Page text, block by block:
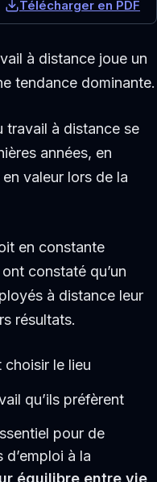
Télécharger en PDF
à distance joue un
tendance dominante.
travail à distance se
années, en
valeur lors de la
en constante
constaté qu’un
à distance leur
résultats.
choisir le lieu
qu’ils préfèrent
pour de
à la
équilibre entre vie